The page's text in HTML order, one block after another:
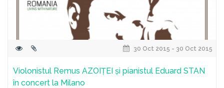
30 Oct 2015 - 30 Oct 2015
Violonistul Remus AZOIȚEI și pianistul Eduard STAN
în concert la Milano